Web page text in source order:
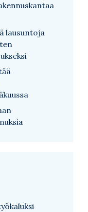
lausuntoja